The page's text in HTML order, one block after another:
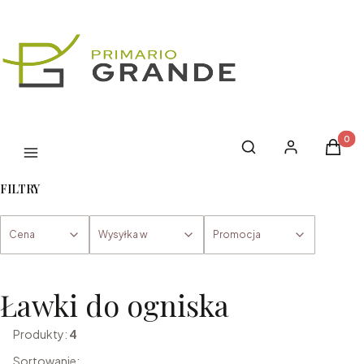
Menu Otwórz
Szukaj Zaloguj sięKoszyk
FILTRY
Cena Wysyłka w Promocja
Ławki do ogniska
Produkty: 4
Sortowanie: